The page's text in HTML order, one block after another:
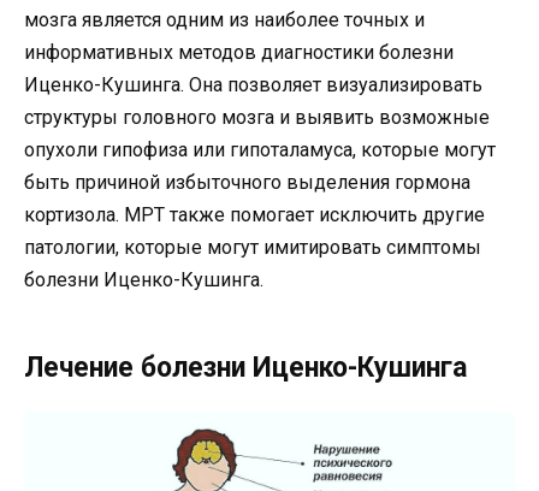
мозга является одним из наиболее точных и
информативных методов диагностики болезни
Иценко-Кушинга. Она позволяет визуализировать
структуры головного мозга и выявить возможные
опухоли гипофиза или гипоталамуса, которые могут
быть причиной избыточного выделения гормона
кортизола. МРТ также помогает исключить другие
патологии, которые могут имитировать симптомы
болезни Иценко-Кушинга.
Лечение болезни Иценко-Кушинга